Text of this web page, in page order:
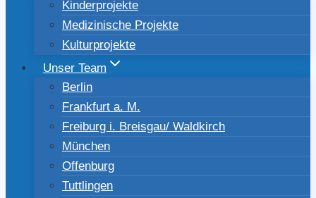
Kinderprojekte
Medizinische Projekte
Kulturprojekte
Unser Team
Berlin
Frankfurt a. M.
Freiburg i. Breisgau/ Waldkirch
München
Offenburg
Tuttlingen